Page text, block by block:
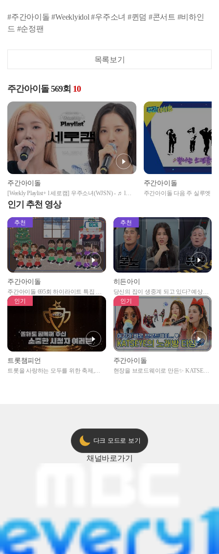
#주간아이돌 #Weeklyidol #우주소녀 #퀸덤 #콘서트 #비하인
드 #순정팬
목록보기
주간아이돌 569회 10
주간아이돌
[Weekly Playlist+ l 세로캠] 우주소녀(WJSN) - ♬ l
EP.569
주간아이돌
주간아이돌 다음 주 실루엣 예
인기 추천 영상
추천
주간아이돌
주간아이돌 695회 하이라이트 특집 남
자아이돌편 예고
추천
히든아이
당신의 집이 생중계 되고 있다? 예상치
못한 곳에서 일어나는 불법촬영 범죄!
인기
트롯챔피언
트롯을 사랑하는 모두를 위한 축제,
인기
주간아이돌
현장을 브로드웨이로 만든✨ KATSEYE
다크 모드로 보기
채널바로가기